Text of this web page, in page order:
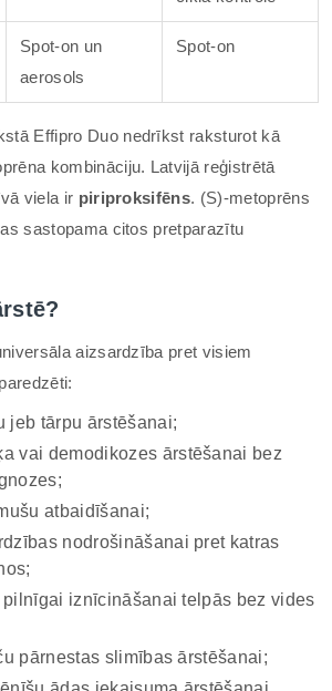
Spot-on un
aerosols
Spot-on
Effipro Duo nedrīkst raksturot kā
kombināciju. Latvijā reģistrētā
viela ir piriproksifēns. (S)-metoprēns
sastopama citos pretparazītu
aizsardzība pret visiem
jeb tārpu ārstēšanai;
vai demodikozes ārstēšanai bez
atbaidīšanai;
nodrošināšanai pret katras
iznīcināšanai telpās bez vides
pārnestas slimības ārstēšanai;